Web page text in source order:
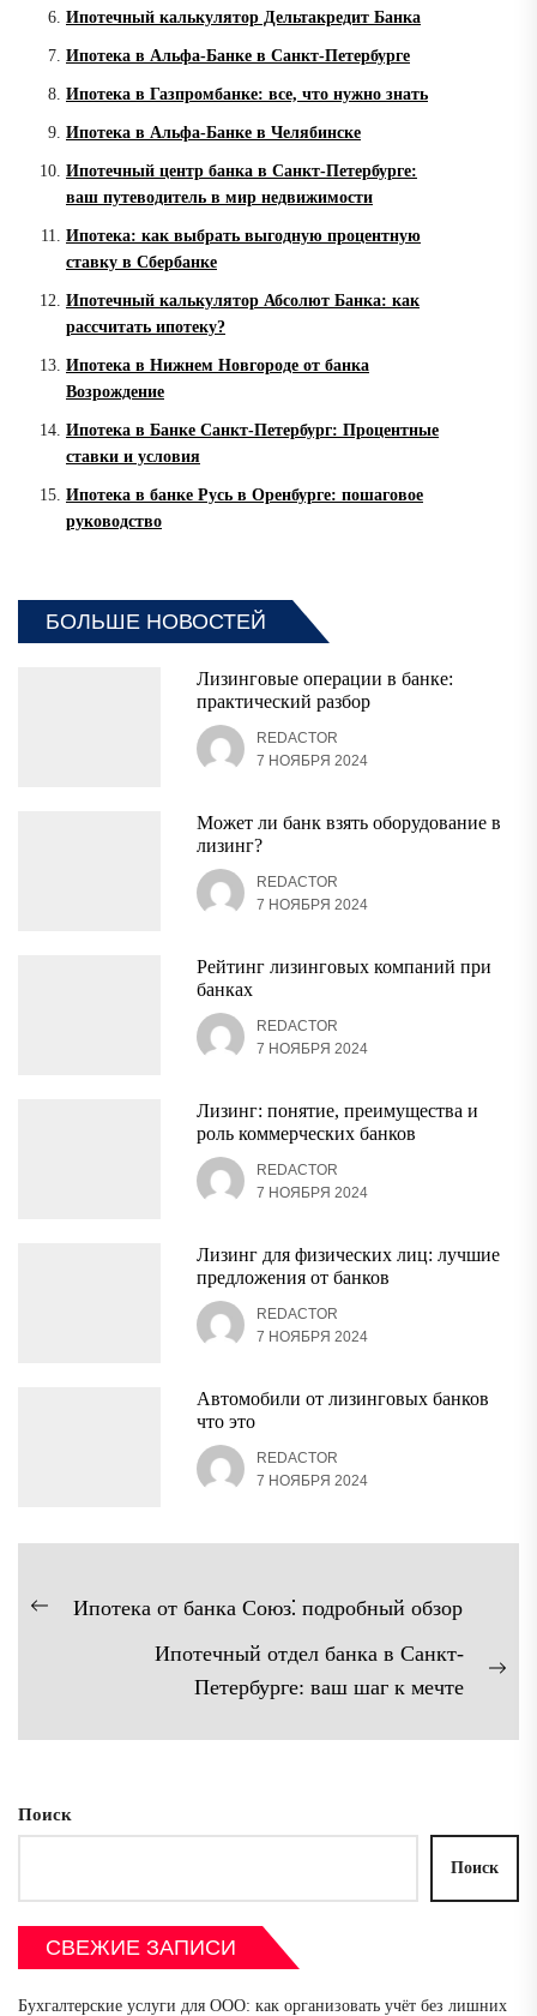
Ипотечный калькулятор Дельтакредит Банка
Ипотека в Альфа-Банке в Санкт-Петербурге
Ипотека в Газпромбанке: все, что нужно знать
Ипотека в Альфа-Банке в Челябинске
Ипотечный центр банка в Санкт-Петербурге:
ваш путеводитель в мир недвижимости
Ипотека: как выбрать выгодную процентную
ставку в Сбербанке
Ипотечный калькулятор Абсолют Банка: как
рассчитать ипотеку?
Ипотека в Нижнем Новгороде от банка
Возрождение
Ипотека в Банке Санкт-Петербург: Процентные
ставки и условия
Ипотека в банке Русь в Оренбурге: пошаговое
руководство
БОЛЬШЕ НОВОСТЕЙ
Лизинговые операции в банке:
практический разбор
REDACTOR
7 НОЯБРЯ 2024
Может ли банк взять оборудование в
лизинг?
REDACTOR
7 НОЯБРЯ 2024
Рейтинг лизинговых компаний при
банках
REDACTOR
7 НОЯБРЯ 2024
Лизинг: понятие, преимущества и
роль коммерческих банков
REDACTOR
7 НОЯБРЯ 2024
Лизинг для физических лиц: лучшие
предложения от банков
REDACTOR
7 НОЯБРЯ 2024
Автомобили от лизинговых банков
что это
REDACTOR
7 НОЯБРЯ 2024
Навигация
Предыдущая
Ипотека от банка Союз⁚ подробный обзор
Ипотечный отдел банка в Санкт-
Петербурге: ваш шаг к мечте
Поиск
Поиск
СВЕЖИЕ ЗАПИСИ
Бухгалтерские услуги для ООО: как организовать учёт без лишних